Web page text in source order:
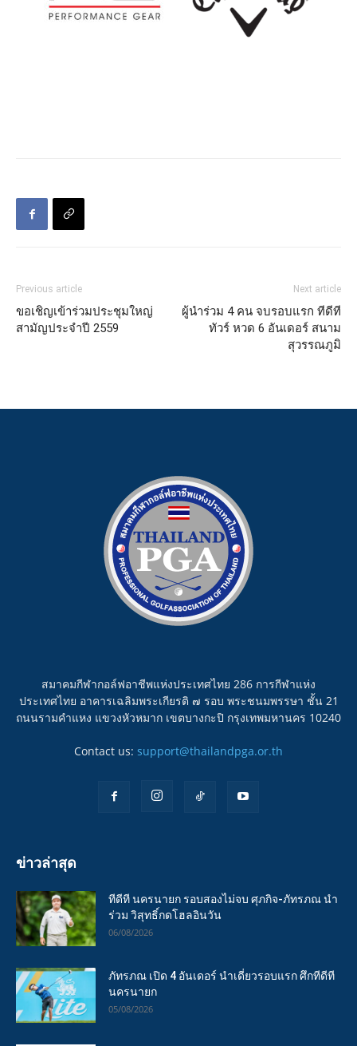
Previous article
ขอเชิญเข้าร่วมประชุมใหญ่
สามัญประจำปี 2559
Next article
ผู้นำร่วม 4 คน จบรอบแรก ทีดีที
ทัวร์ หวด 6 อันเดอร์ สนาม
สุวรรณภูมิ
สมาคมกีฬากอล์ฟอาชีพแห่งประเทศไทย 286 การกีฬาแห่ง
ประเทศไทย อาคารเฉลิมพระเกียรติ ๗ รอบ พระชนมพรรษา ชั้น 21
ถนนรามคำแหง แขวงหัวหมาก เขตบางกะปิ กรุงเทพมหานคร 10240
Contact us: support@thailandpga.or.th
ข่าวล่าสุด
ทีดีที นครนายก รอบสองไม่จบ ศุภกิจ-ภัทรภณ นำ
ร่วม วิสุทธิ์กดโฮลอินวัน
06/08/2026
ภัทรภณ เปิด 4 อันเดอร์ นำเดี่ยวรอบแรก ศึกทีดีที
นครนายก
05/08/2026